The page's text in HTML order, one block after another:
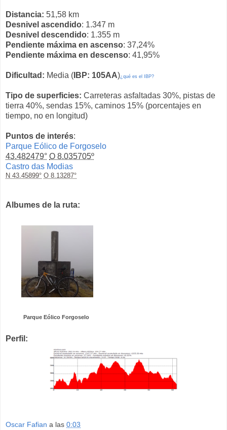
Distancia: 51,58 km
Desnivel ascendido: 1.347 m
Desnivel descendido: 1.355 m
Pendiente máxima en ascenso: 37,24%
Pendiente máxima en descenso: 41,95%
Dificultad: Media ( IBP: 105AA)¿qué es el IBP?
Tipo de superficies: Carreteras asfaltadas 30%, pistas de
tierra 40%, sendas 15%, caminos 15% (porcentajes en
tiempo, no en longitud)
Puntos de interés:
Parque Eólico de Forgoselo
43.482479° O 8.035705º
Castro das Modias
N 43.45899° O 8.13287°
Albumes de la ruta:
Parque Eólico Forgoselo
Perfil:
Oscar Fafian a las 0:03